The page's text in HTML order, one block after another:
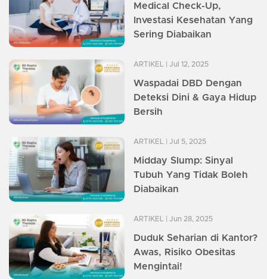
Medical Check-Up,
Investasi Kesehatan Yang
Sering Diabaikan
ARTIKEL | Jul 12, 2025
Waspadai DBD Dengan
Deteksi Dini & Gaya Hidup
Bersih
ARTIKEL | Jul 5, 2025
Midday Slump: Sinyal
Tubuh Yang Tidak Boleh
Diabaikan
ARTIKEL | Jun 28, 2025
Duduk Seharian di Kantor?
Awas, Risiko Obesitas
Mengintai!